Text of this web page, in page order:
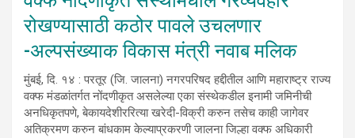
रोखण्यासाठी कठोर पावले उचलणार
-अल्पसंख्याक विकास मंत्री नवाब मलिक
मुंबई, दि. १४ : परतूर (जि. जालना) नगरपरिषद हद्दीतील आणि महाराष्ट्र राज्य
वक्फ मंडळांतर्गत नोंदणीकृत असलेल्या एका संस्थेकडील इनामी जमिनीची
अनधिकृतपणे, बेकायदेशीररित्या खरेदी-विक्री करुन तसेच काही जागेवर
अतिक्रमण करुन बांधकाम केल्याप्रकरणी जालना जिल्हा वक्फ अधिकारी